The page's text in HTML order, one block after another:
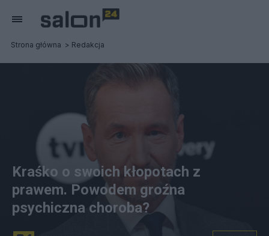
Strona główna Redakcja
Kraśko o swoich kłopotach z
prawem. Powodem groźna
psychiczna choroba?